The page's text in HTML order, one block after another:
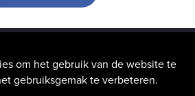
om het gebruik van de website te
gebruiksgemak te verbeteren.
info@hic-nunc.be